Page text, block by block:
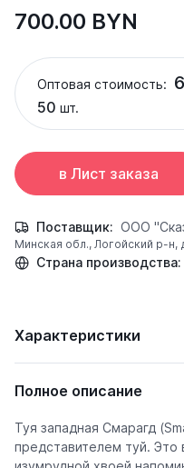
700.00 BYN
Оптовая стоимость:
50 шт.
в Лист заказа
Поставщик: ООО
Минская обл., Логойский р-н,
Страна производства:
Характеристики
Полное описание
Туя западная Смарагд
представителем туй.